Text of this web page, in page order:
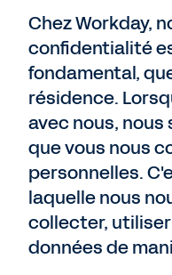
Chez Workday,
confidentialité
fondamental,
résidence.
avec nous,
que vous nous
personnelles.
laquelle nous
collecter,
données de